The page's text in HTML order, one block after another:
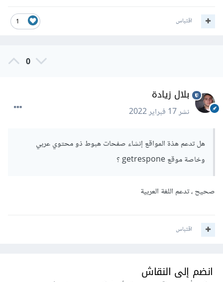
1 اقتباس
0
بلال زيادة
نشر17 فبراير 2022
هل تدعم هذة المواقع إنشاء صفحات هبوط ذو محتوي عربي
وخاصة موقع getrespone ؟
صحيح ، تدعم اللغة العربية
اقتباس
انضم إلى النقاش